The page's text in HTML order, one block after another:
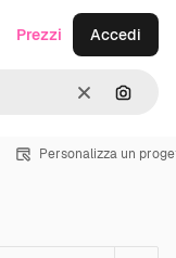
CancellaCerca
Prezzi Accedi
Personalizza un